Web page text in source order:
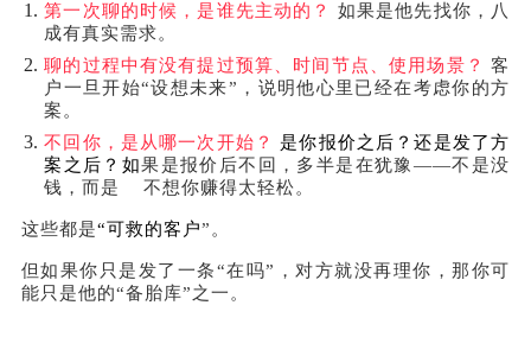
第一次聊的时候，是谁先主动的？ 如果是他先找你，八
成有真实需求。
聊的过程中有没有提过预算、时间节点、使用场景？
客
户一旦开始“设想未来”，说明他心里已经在考虑你的方
案。
不回你，是从哪一次开始？
是你报价之后？还是发了方
案之后？如果是报价后不回，多半是在犹豫——不是没
钱，而是 不想你赚得太轻松。
这些都是“可救的客户”。
但如果你只是发了一条“在吗”，对方就没再理你，那你可
能只是他的“备胎库”之一。